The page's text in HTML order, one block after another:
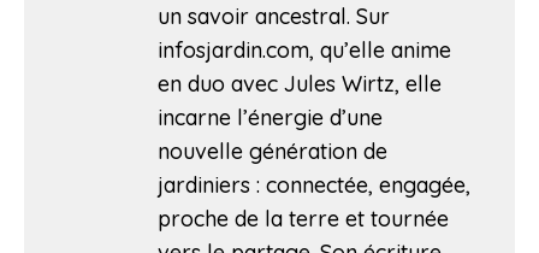
un savoir ancestral. Sur
infosjardin.com, qu’elle anime
en duo avec Jules Wirtz, elle
incarne l’énergie d’une
nouvelle génération de
jardiniers : connectée, engagée,
proche de la terre et tournée